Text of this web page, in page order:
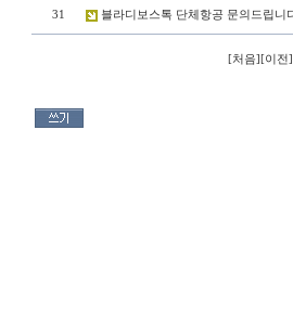
31 블라디보스톡 단체항공 문의드립니
[처음][이전